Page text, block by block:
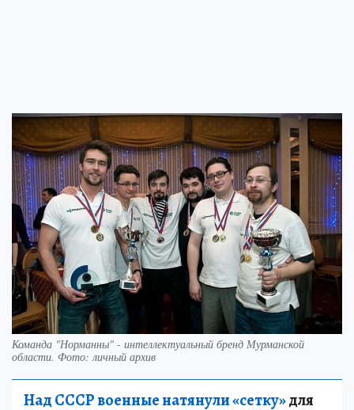
Команда "Норманны" - интеллектуальный бренд Мурманской
области. Фото: личный архив
Над СССР военные натянули «сетку»для